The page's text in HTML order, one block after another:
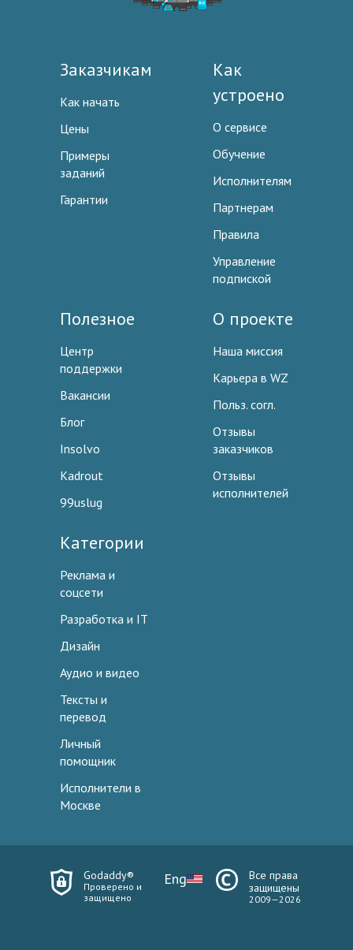
Заказчикам
Как начать
Цены
Примеры
заданий
Гарантии
Как
устроено
О сервисе
Обучение
Исполнителям
Партнерам
Правила
Управление
подпиской
Полезное
Центр
поддержки
Вакансии
Блог
Insolvo
Kadrout
99uslug
О проекте
Наша миссия
Карьера в WZ
Польз. согл.
Отзывы
заказчиков
Отзывы
исполнителей
Категории
Реклама и
соцсети
Разработка и IT
Дизайн
Аудио и видео
Тексты и
перевод
Личный
помощник
Исполнители в
Москве
Godaddy®
Проверено и
защищено
Eng
Все права
защищены
2009—2026